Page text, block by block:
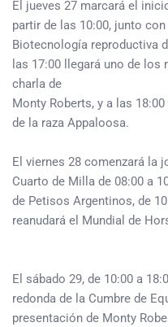
El jueves 27 marcará el
partir de las 10:00, junto
Biotecnología reproductiva
las 17:00 llegará uno de
charla de
Monty Roberts, y a las
de la raza Appaloosa.
El viernes 28 comenzará la
Cuarto de Milla de 08:00 a
de Petisos Argentinos, de
reanudará el Mundial de
El sábado 29, de 10:00 a
redonda de la Cumbre de
presentación de Monty